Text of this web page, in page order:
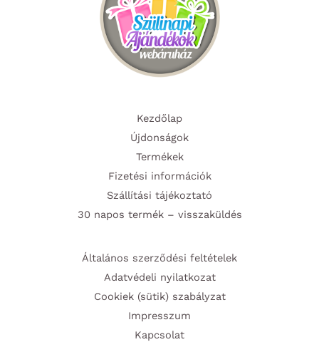
ki
Kezdőlap
Újdonságok
Termékek
Fizetési információk
Szállítási tájékoztató
30 napos termék – visszaküldés
Általános szerződési feltételek
Adatvédeli nyilatkozat
Cookiek (sütik) szabályzat
Impresszum
Kapcsolat